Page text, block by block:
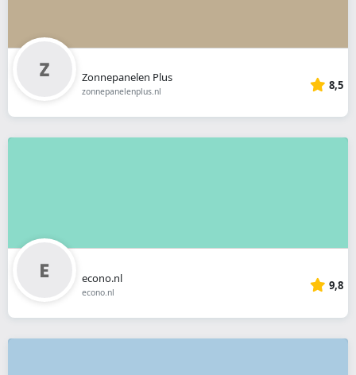
Zonnepanelen Plus
zonnepanelenplus.nl 8,5
econo.nl
econo.nl 9,8